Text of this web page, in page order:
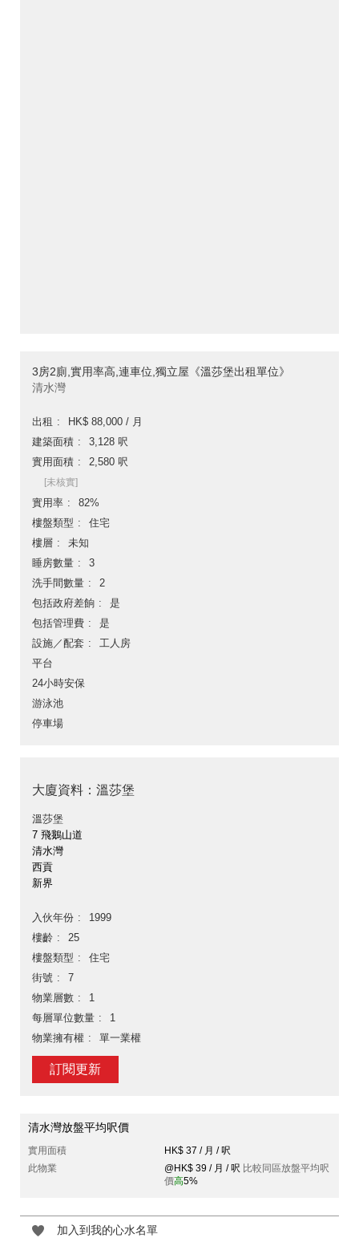
3房2廁,實用率高,連車位,獨立屋《溫莎堡出租單位》
清水灣
出租
HK$ 88,000 / 月
建築面積
3,128 呎
實用面積
2,580 呎
[未核實]
實用率
82%
樓盤類型
住宅
樓層
未知
睡房數量
3
洗手間數量
2
包括政府差餉
是
包括管理費
是
設施／配套
工人房
平台
24小時安保
游泳池
停車場
大廈資料：溫莎堡
溫莎堡
7 飛鵝山道
清水灣
西貢
新界
入伙年份
1999
樓齡
25
樓盤類型
住宅
街號
7
物業層數
1
每層單位數量
1
物業擁有權
單一業權
訂閱更新
清水灣放盤平均呎價
實用面積
HK$ 37 / 月 / 呎
此物業
@HK$ 39 / 月 / 呎 比較同區放盤平均呎
價高5%
加入到我的心水名單